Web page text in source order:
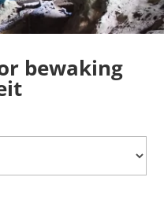
bewaking